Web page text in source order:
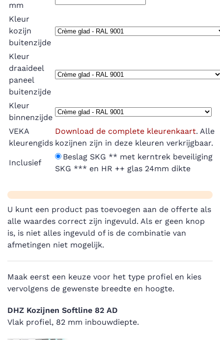
mm
Kleur
kozijn
buitenzijde
Kleur
draaideel
paneel
buitenzijde
Kleur
binnenzijde
VEKA
kleurengids
Download de complete kleurenkaart. Alle
kozijnen zijn in deze kleuren verkrijgbaar.
Inclusief
Beslag SKG ** met kerntrek beveiliging
SKG *** en HR ++ glas 24mm dikte
U kunt een product pas toevoegen aan de offerte als
alle waardes correct zijn ingevuld. Als er geen knop
is, is niet alles ingevuld of is de combinatie van
afmetingen niet mogelijk.
Maak eerst een keuze voor het type profiel en kies
vervolgens de gewenste breedte en hoogte.
DHZ Kozijnen Softline 82 AD
Vlak profiel, 82 mm inbouwdiepte.